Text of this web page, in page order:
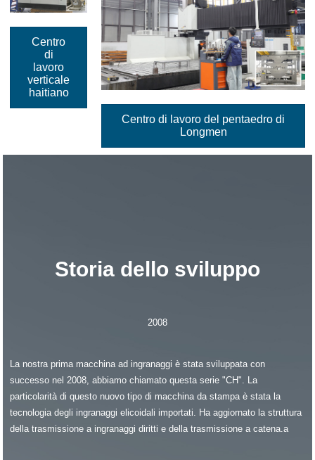
Centro
di
lavoro
verticale
haitiano
Centro di lavoro del pentaedro di
Longmen
Storia dello sviluppo
2008
La nostra prima macchina ad ingranaggi è stata sviluppata con
successo nel 2008, abbiamo chiamato questa serie "CH". La
particolarità di questo nuovo tipo di macchina da stampa è stata la
tecnologia degli ingranaggi elicoidali importati. Ha aggiornato la struttura
della trasmissione a ingranaggi diritti e della trasmissione a catena.a